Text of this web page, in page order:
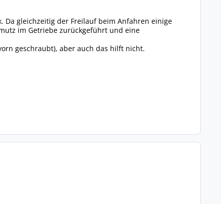
Da gleichzeitig der Freilauf beim Anfahren einige
im Getriebe zurückgeführt und eine
geschraubt), aber auch das hilft nicht.